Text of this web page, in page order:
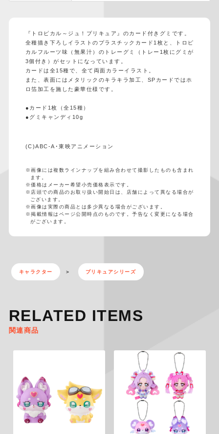
『トロピカル～ジュ！プリキュア』のカード付きグミです。
全種描き下ろしイラストのプラスチックカード1枚と、トロピ
カルフルーツ味（無果汁）のトレーグミ（トレー1枚にグミが
3個付き）がセットになっています。
カードは全15種で、全て両面カラーイラスト。
また、表面にはメタリックのキラキラ加工、SPカードではホ
ロ箔加工を施した豪華仕様です。
●カード1枚（全15種）
●グミキャンディ10g
(C)ABC-A･東映アニメーション
※画像には複数ラインナップを組み合わせて撮影したものも含まれ
ます。
※価格はメーカー希望小売価格表示です。
※店頭での商品のお取り扱い開始日は、店舗によって異なる場合が
ございます。
※画像は実際の商品とは多少異なる場合がございます。
※掲載情報はページ公開時点のものです。予告なく変更になる場合
がございます。
キャラクター プリキュアシリーズ
RELATED ITEMS
関連商品